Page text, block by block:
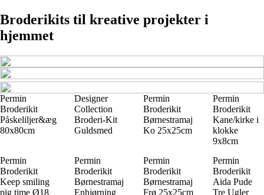
Broderikits til kreative projekter i
hjemmet
Permin
Broderikit
Påskeliljer&æg
80x80cm
Designer
Collection
Broderi-Kit
Guldsmed
Permin
Broderikit
Børnestramaj
Ko 25x25cm
Permin
Broderikit
Kane/kirke i
klokke
9x8cm
Permin
Broderikit
Keep smiling
pig time Ø18
Permin
Broderikit
Børnestramaj
Enhjørning
Permin
Broderikit
Børnestramaj
Frø 25x25cm
Permin
Broderikit
Aida Pude
Tre Ugler